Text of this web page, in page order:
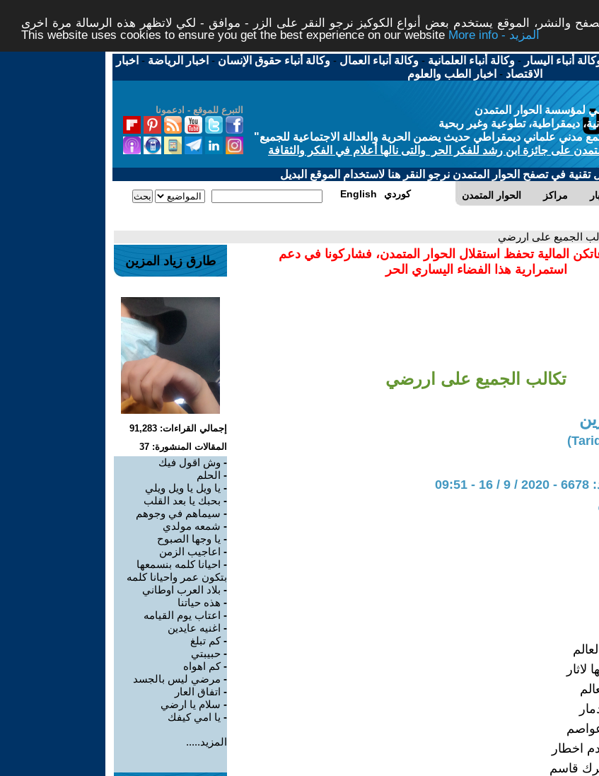
والنشر، الموقع يستخدم بعض أنواع الكوكيز نرجو النقر على الزر - موافق - لكي لاتظهر هذه الرسالة مرة اخرى -
This website uses cookies to ensure you get the best experience on our website
More info - المزيد
أنباء اليسار -وكالة أنباء العلمانية -وكالة أنباء العمال -وكالة أنباء حقوق الإنسان - اخبار الرياضة - اخبار
الاقتصاد - اخبار الطب والعلوم
التبرع للموقع - ادعمونا
لمؤسسة الحوار المتمدن
ديمقراطية، تطوعية وغير ربحية
مدني علماني ديمقراطي حديث يضمن الحرية والعدالة الاجتماعية للجميع"
على جائزة ابن رشد للفكر الحر والتى نالها أعلام في الفكر والثقافة
تقنية في تصفح الحوار المتمدن نرجو النقر هنا لاستخدام الموقع البديل
الحوار المتمدن مراكز English كوردي
الجميع على اررضي
المالية تحفظ استقلال الحوار المتمدن، فشاركونا في دعم
استمرارية هذا الفضاء اليساري الحر
تكالب الجميع على اررضي
اخطار
قاسم
طارق زياد المزين
إجمالي القراءات: 91,283
المقالات المنشورة: 37
- وش اقول فيك
- الحلم
- يا ويل يا ويل ويلي
- بحبك يا بعد القلب
- سيماهم في وجوهم
- شمعه مولدي
- يا وجها الصبوح
- اعاجيب الزمن
- احيانا كلمه بنسمعها
بتكون عمر واحيانا كلمه
- بلاد العرب اوطاني
- هذه حياتنا
- اعتاب يوم القيامه
- اغنيه عايدين
-كم تبلغ
- حبيبتي
-كم اهواه
- مرضي ليس بالجسد
- اتفاق العار
- سلام يا ارضي
- يا امي كيفك
المزيد.....